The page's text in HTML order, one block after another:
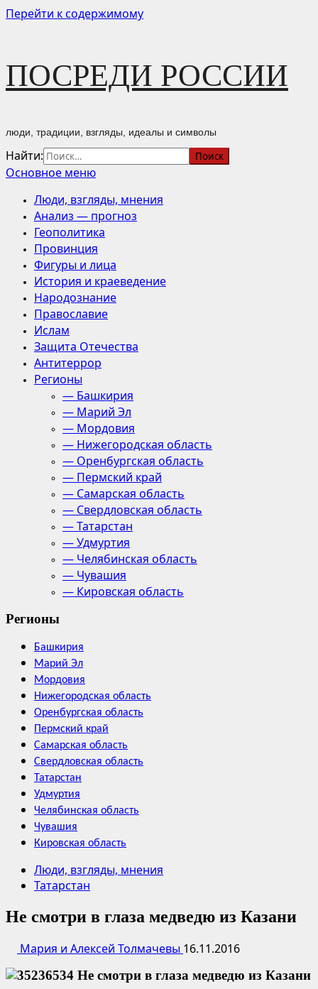
Перейти к содержимому
ПОСРЕДИ РОССИИ
люди, традиции, взгляды, идеалы и символы
Найти:
Основное меню
Люди, взгляды, мнения
Анализ — прогноз
Геополитика
Провинция
Фигуры и лица
История и краеведение
Народознание
Православие
Ислам
Защита Отечества
Антитеррор
Регионы
— Башкирия
— Марий Эл
— Мордовия
— Нижегородская область
— Оренбургская область
— Пермский край
— Самарская область
— Свердловская область
— Татарстан
— Удмуртия
— Челябинская область
— Чувашия
— Кировская область
Регионы
Башкирия
Марий Эл
Мордовия
Нижегородская область
Оренбургская область
Пермский край
Самарская область
Свердловская область
Татарстан
Удмуртия
Челябинская область
Чувашия
Кировская область
Люди, взгляды, мнения
Татарстан
Не смотри в глаза медведю из Казани
Мария и Алексей Толмачевы 16.11.2016